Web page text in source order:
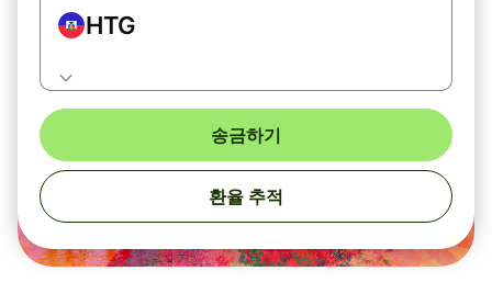
HTG
송금하기
환율 추적